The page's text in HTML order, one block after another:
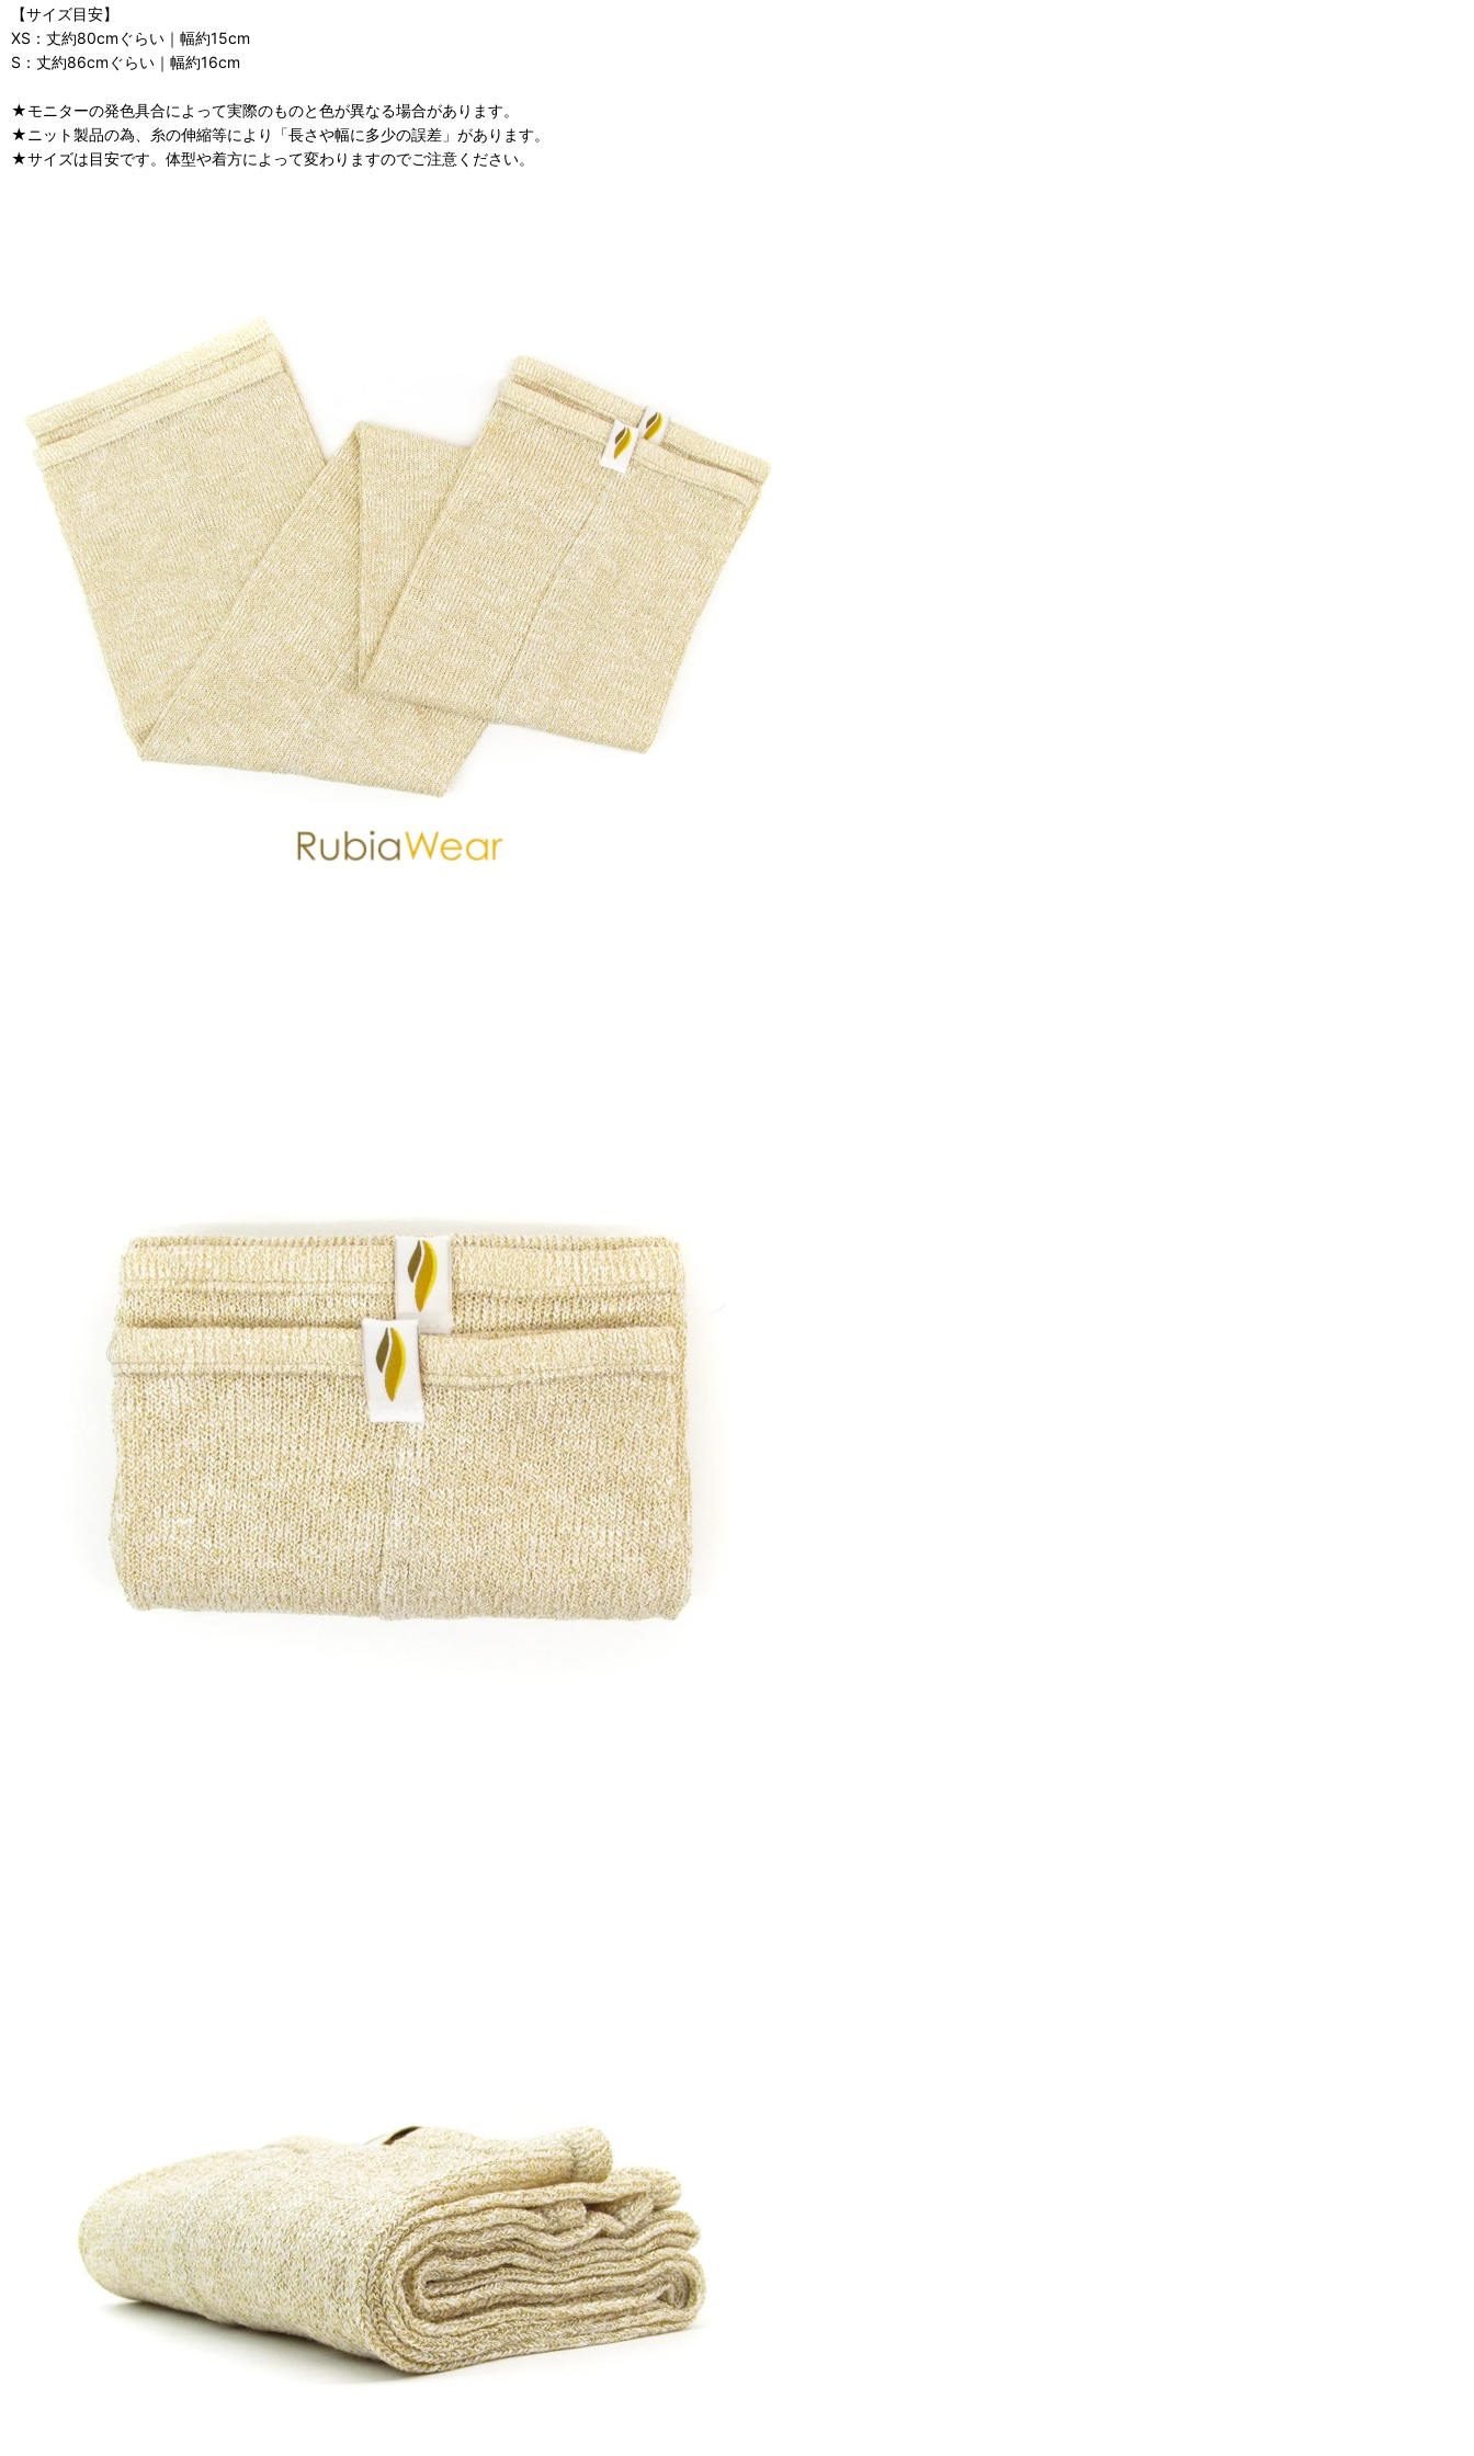
【サイズ目安】
XS：丈約80cmぐらい｜幅約15cm
S：丈約86cmぐらい｜幅約16cm
★モニターの発色具合によって実際のものと色が異なる場合があります。
★ニット製品の為、糸の伸縮等により「長さや幅に多少の誤差」があります。
★サイズは目安です。体型や着方によって変わりますのでご注意ください。